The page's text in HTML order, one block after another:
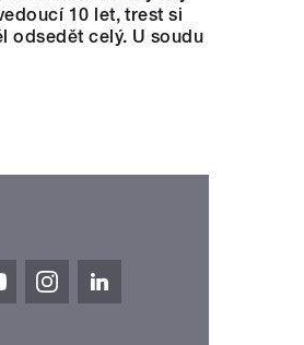
10 let, trest si
odsedět celý. U soudu